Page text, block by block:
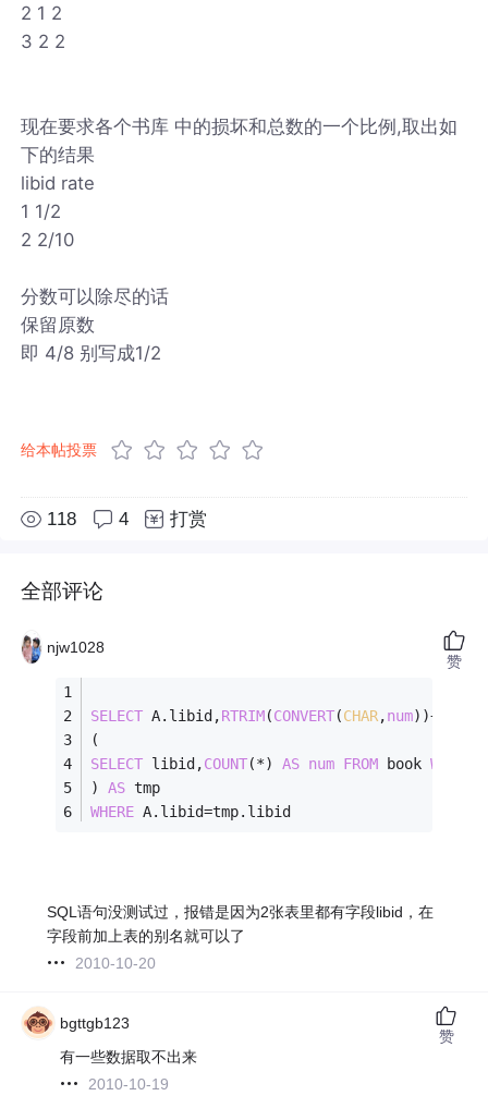
2 1 2
3 2 2
现在要求各个书库 中的损坏和总数的一个比例,取出如
下的结果
libid rate
1 1/2
2 2/10
分数可以除尽的话
保留原数
即 4/8 别写成1/2
给本帖投票
118 4 打赏
全部评论
njw1028
SELECT A.libid,RTRIM(CONVERT(CHAR,num))+
(
SELECT libid,COUNT(*) AS num FROM book WHERE
) AS tmp
WHERE A.libid=tmp.libid
SQL语句没测试过，报错是因为2张表里都有字段libid，在
字段前加上表的别名就可以了
2010-10-20
赞
bgttgb123
有一些数据取不出来
2010-10-19
赞